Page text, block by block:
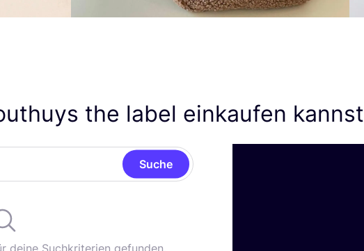
the label einkaufen kannst
Suche
deine Suchkriterien gefunden.